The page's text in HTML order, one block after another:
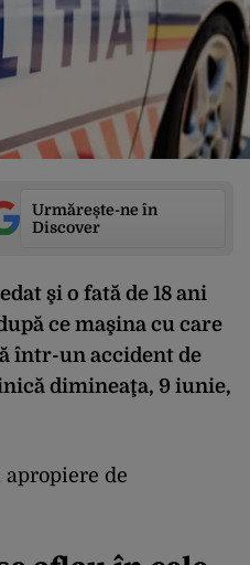
Urmărește-ne în
Discover
şi o fată de 18 ani
ce maşina cu care
într-un accident de
dimineaţa, 9 iunie,
de